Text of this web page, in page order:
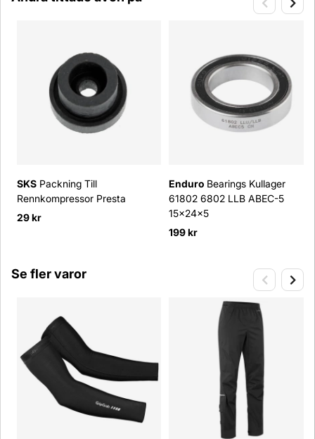
SKS Packning Till
Rennkompressor Presta
29 kr
Enduro Bearings Kullager
61802 6802 LLB ABEC-5
15x24x5
199 kr
Se fler varor